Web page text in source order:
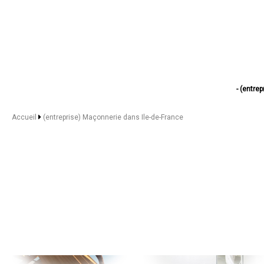
-
- (entreprise)
Accueil (entreprise) Maçonnerie dans Ile-de-France